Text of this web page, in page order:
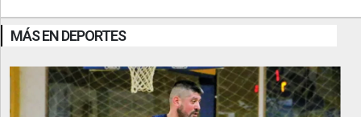
MÁS EN DEPORTES